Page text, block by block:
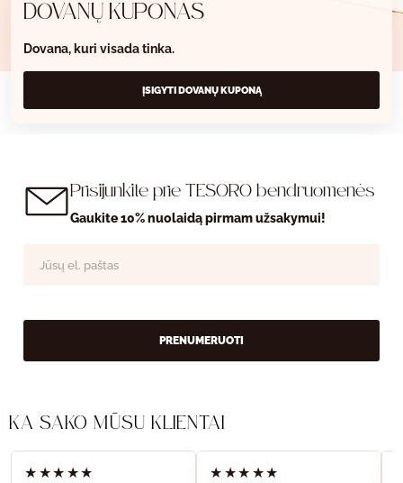
DOVANŲ KUPONAS
Dovana, kuri visada tinka.
ĮSIGYTI DOVANŲ KUPONĄ
Prisijunkite prie TESORO bendruomenės
Gaukite 10% nuolaidą pirmam užsakymui!
PRENUMERUOTI
KĄ SAKO MŪSŲ KLIENTAI
★★★★★ ★★★★★